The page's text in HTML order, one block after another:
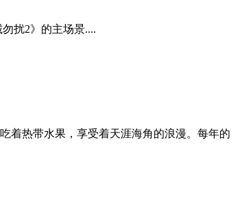
扰2》的主场景....
着热带水果，享受着天涯海角的浪漫。每年的